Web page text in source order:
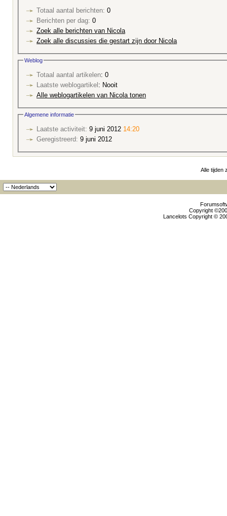
Totaal aantal berichten: 0
Berichten per dag: 0
Zoek alle berichten van Nicola
Zoek alle discussies die gestart zijn door Nicola
Weblog
Totaal aantal artikelen: 0
Laatste weblogartikel
: Nooit
Alle weblogartikelen van Nicola tonen
Algemene informatie
Laatste activiteit: 9 juni 2012 14:20
Geregistreerd: 9 juni 2012
Alle tijden
Copyright
Lancelots Copyright ©